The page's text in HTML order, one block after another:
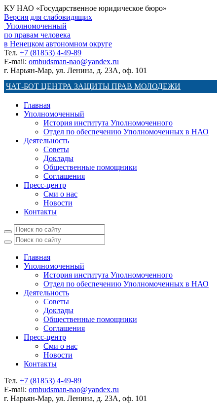
КУ НАО «Государственное юридическое бюро»
Версия для слабовидящих
Уполномоченный
по правам человека
в Ненецком автономном округе
Тел. +7 (81853) 4-49-89
E-mail: ombudsman-nao@yandex.ru
г. Нарьян-Мар, ул. Ленина, д. 23А, оф. 101
ЧАТ-БОТ ЦЕНТРА ЗАЩИТЫ ПРАВ МОЛОДЕЖИ
Главная
Уполномоченный
История института Уполномоченного
Отдел по обеспечению Уполномоченных в НАО
Деятельность
Советы
Доклады
Общественные помощники
Соглашения
Пресс-центр
Сми о нас
Новости
Контакты
Главная
Уполномоченный
История института Уполномоченного
Отдел по обеспечению Уполномоченных в НАО
Деятельность
Советы
Доклады
Общественные помощники
Соглашения
Пресс-центр
Сми о нас
Новости
Контакты
Тел. +7 (81853) 4-49-89
E-mail: ombudsman-nao@yandex.ru
г. Нарьян-Мар, ул. Ленина, д. 23А, оф. 101